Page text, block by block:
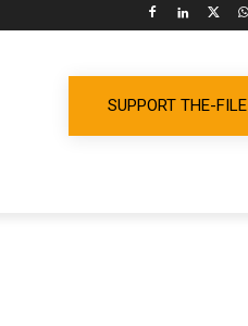
SUPPORT THE-FILE